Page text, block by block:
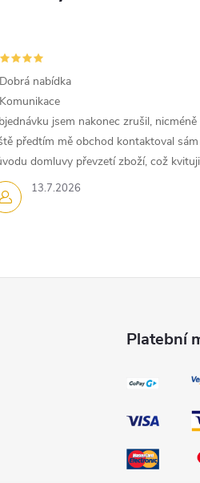
13.7.2026
nabídka
jsem nakonec zrušil, nicméně
předtím mě obchod kontaktoval
domluvy převzetí zboží, což
Platební